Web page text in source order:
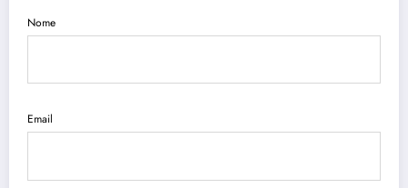
Nome
Email